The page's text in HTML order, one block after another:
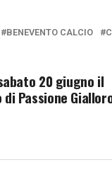
BENEVENTO CALCIO
20 giugno il
Passione